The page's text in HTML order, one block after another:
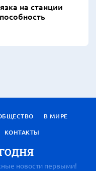
на станции
В МИРЕ
КОНТАКТЫ
новости первыми!